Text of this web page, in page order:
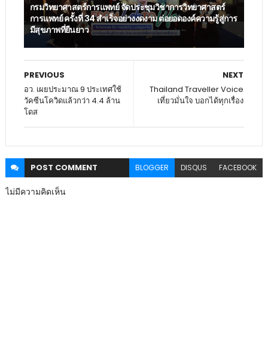
กรมวิทยาศาสตร์การแพทย์ จัดประชุมวิชาการวิทยาศาสตร์
การแพทย์ ครั้งที่ 34 สำเร็จอย่างงดงาม ต่อยอดองค์ความรู้สู่การ
มีสุขภาพที่ยืนยาว
NEXT
Thailand Traveller Voice
เที่ยวมั่นใจ บอกได้ทุกเรื่อง
PREVIOUS
อว. เผยประมาณ 9 ประเทศใช้
วัคซีนโควิดแล้วกว่า 4.4 ล้าน
โดส
POST COMMENT BLOGGER DISQUS FACEBOOK
ไม่มีความคิดเห็น